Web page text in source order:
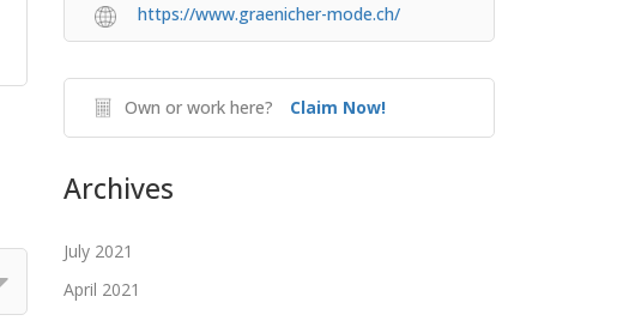
https://www.graenicher-mode.ch/
Own or work here? Claim Now!
Archives
July 2021
April 2021